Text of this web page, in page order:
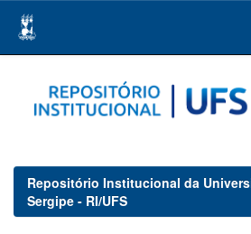
navigation
Repositório Institucional da
Sergipe - RI/UFS